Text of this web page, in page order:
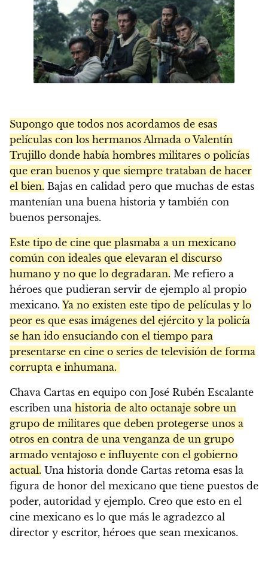
Supongo que todos nos acordamos de esas
películas con los hermanos Almada o Valentín
Trujillo donde había hombres militares o policías
que eran buenos y que siempre trataban de hacer
el bien. Bajas en calidad pero que muchas de estas
mantenían una buena historia y también con
buenos personajes.
Este tipo de cine que plasmaba a un mexicano
común con ideales que elevaran el discurso
humano y no que lo degradaran. Me refiero a
héroes que pudieran servir de ejemplo al propio
mexicano. Ya no existen este tipo de películas y lo
peor es que esas imágenes del ejército y la policía
se han ido ensuciando con el tiempo para
presentarse en cine o series de televisión de forma
corrupta e inhumana.
Chava Cartas en equipo con José Rubén Escalante
escriben una historia de alto octanaje sobre un
grupo de militares que deben protegerse unos a
otros en contra de una venganza de un grupo
armado ventajoso e influyente con el gobierno
actual. Una historia donde Cartas retoma esas la
figura de honor del mexicano que tiene puestos de
poder, autoridad y ejemplo. Creo que esto en el
cine mexicano es lo que más le agradezco al
director y escritor, héroes que sean mexicanos.